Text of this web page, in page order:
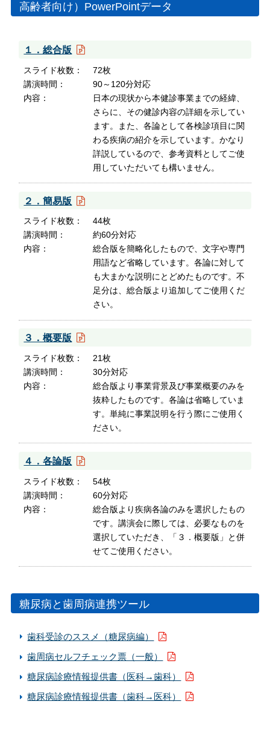
高齢者向け）PowerPointデータ
１．総合版
スライド枚数
72枚
講演時間
90～120分対応
内容
日本の現状から本健診事業までの経緯、
さらに、その健診内容の詳細を示してい
ます。また、各論として各検診項目に関
わる疾病の紹介を示しています。かなり
詳説しているので、参考資料としてご使
用していただいても構いません。
２．簡易版
スライド枚数
44枚
講演時間
約60分対応
内容
総合版を簡略化したもので、文字や専門
用語など省略しています。各論に対して
も大まかな説明にとどめたものです。不
足分は、総合版より追加してご使用くだ
さい。
３．概要版
スライド枚数
21枚
講演時間
30分対応
内容
総合版より事業背景及び事業概要のみを
抜粋したものです。各論は省略していま
す。単純に事業説明を行う際にご使用く
ださい。
４．各論版
スライド枚数
54枚
講演時間
60分対応
内容
総合版より疾病各論のみを選択したもの
です。講演会に際しては、必要なものを
選択していただき、「３．概要版」と併
せてご使用ください。
糖尿病と歯周病連携ツール
歯科受診のススメ（糖尿病編）
歯周病セルフチェック票（一般）
糖尿病診療情報提供書（医科→歯科）
糖尿病診療情報提供書（歯科→医科）